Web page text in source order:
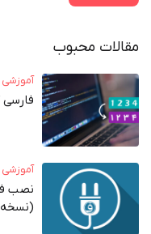
مقالات محبوب
آموزشی
آموزشی
نصب
(نسخه2)